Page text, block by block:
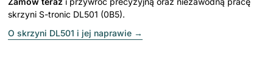
skrzyni S-tronic DL501 (0B5).
O skrzyni DL501 i jej naprawie →